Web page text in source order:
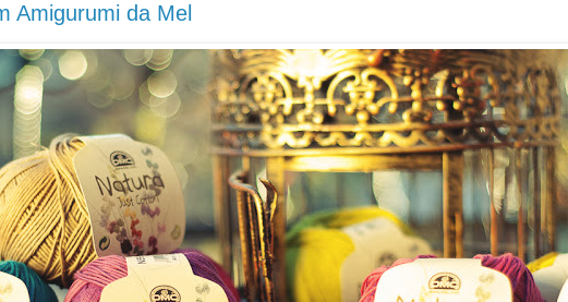
Amigurumi da Mel